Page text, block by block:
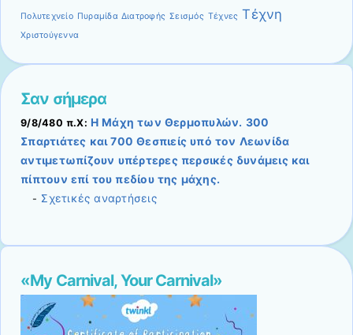
Πολυτεχνείο Πυραμίδα Διατροφής Σεισμός Τέχνες Τέχνη
Χριστούγεννα
Σαν σήμερα
9/8/480 π.Χ: Η Μάχη των Θερμοπυλών. 300
Σπαρτιάτες και 700 Θεσπιείς υπό τον Λεωνίδα
αντιμετωπίζουν υπέρτερες περσικές δυνάμεις και
πίπτουν επί του πεδίου της μάχης.
- Σχετικές αναρτήσεις
«My Carnival, Your Carnival»